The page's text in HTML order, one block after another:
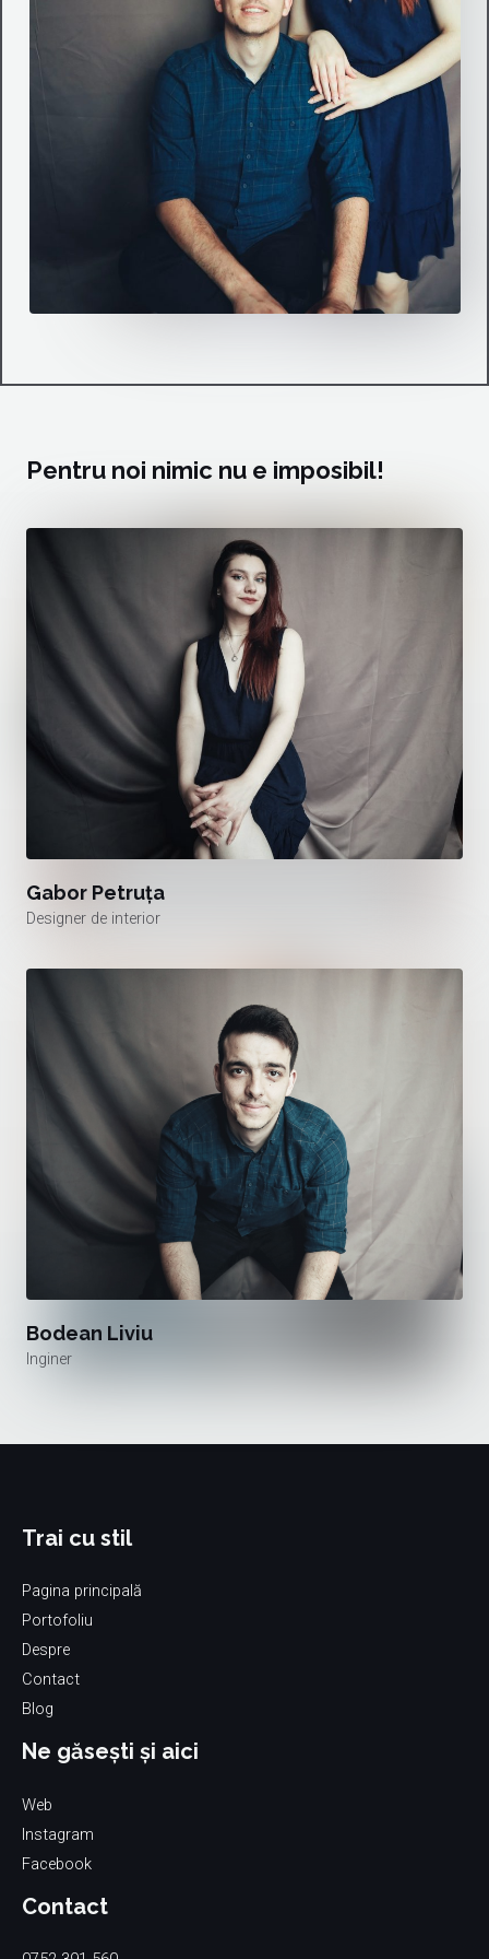
Pentru noi nimic nu e imposibil!
Gabor Petruța
Designer de interior
Bodean Liviu
Inginer
Trai cu stil
Pagina principală
Portofoliu
Despre
Contact
Blog
Ne găsești și aici
Web
Instagram
Facebook
Contact